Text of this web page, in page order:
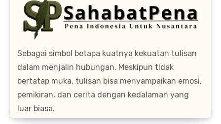
Sebagai simbol betapa kuatnya kekuatan tulisan
dalam menjalin hubungan. Meskipun tidak
bertatap muka, tulisan bisa menyampaikan emosi,
pemikiran, dan cerita dengan kedalaman yang
luar biasa.